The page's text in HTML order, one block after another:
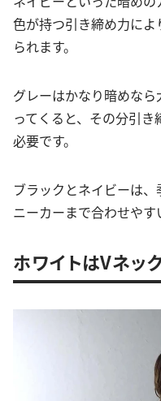
色が持つ引き締め力に
られます。
グレーはかなり暗めな
ってくると、その分引
必要です。
ブラックとネイビーは
ニーカーまで合わせやす
ホワイトはVネッ